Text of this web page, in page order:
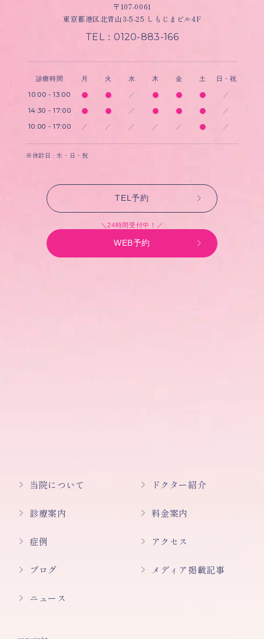
〒107-0061
東京都港区北青山3-5-25 しもじまビル4F
TEL：0120-883-166
診療時間 月 火 水 木 金 土 日・祝
10:00 - 13:00 ／ ／
14:30 - 17:00 ／ ／
10:00 - 17:00 ／ ／ ／ ／ ／ ／
※休診日 : 水・日・祝
TEL予約
＼24時間受付中！／
WEB予約
当院について ドクター紹介
診療案内 料金案内
症例 アクセス
ブログ メディア掲載記事
ニュース